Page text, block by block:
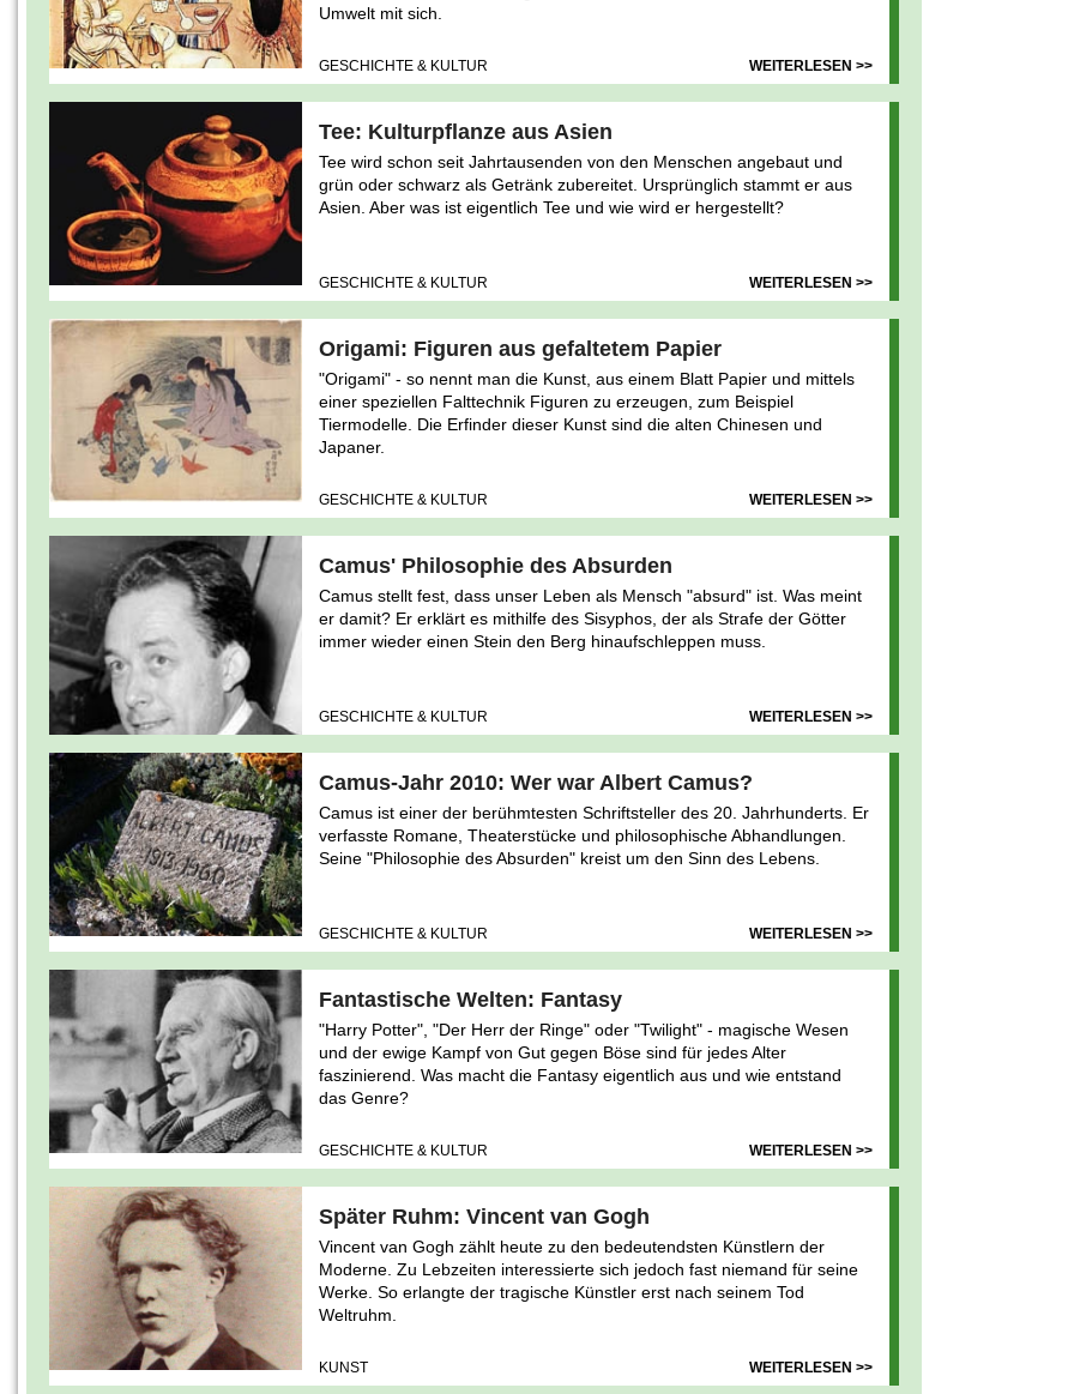
Umwelt mit sich.
GESCHICHTE & KULTUR WEITERLESEN >>
Tee: Kulturpflanze aus Asien
Tee wird schon seit Jahrtausenden von den Menschen angebaut und
grün oder schwarz als Getränk zubereitet. Ursprünglich stammt er aus
Asien. Aber was ist eigentlich Tee und wie wird er hergestellt?
GESCHICHTE & KULTUR WEITERLESEN >>
Origami: Figuren aus gefaltetem Papier
"Origami" - so nennt man die Kunst, aus einem Blatt Papier und mittels
einer speziellen Falttechnik Figuren zu erzeugen, zum Beispiel
Tiermodelle. Die Erfinder dieser Kunst sind die alten Chinesen und
Japaner.
GESCHICHTE & KULTUR WEITERLESEN >>
Camus' Philosophie des Absurden
Camus stellt fest, dass unser Leben als Mensch "absurd" ist. Was meint
er damit? Er erklärt es mithilfe des Sisyphos, der als Strafe der Götter
immer wieder einen Stein den Berg hinaufschleppen muss.
GESCHICHTE & KULTUR WEITERLESEN >>
Camus-Jahr 2010: Wer war Albert Camus?
Camus ist einer der berühmtesten Schriftsteller des 20. Jahrhunderts. Er
verfasste Romane, Theaterstücke und philosophische Abhandlungen.
Seine "Philosophie des Absurden" kreist um den Sinn des Lebens.
GESCHICHTE & KULTUR WEITERLESEN >>
Fantastische Welten: Fantasy
"Harry Potter", "Der Herr der Ringe" oder "Twilight" - magische Wesen
und der ewige Kampf von Gut gegen Böse sind für jedes Alter
faszinierend. Was macht die Fantasy eigentlich aus und wie entstand
das Genre?
GESCHICHTE & KULTUR WEITERLESEN >>
Später Ruhm: Vincent van Gogh
Vincent van Gogh zählt heute zu den bedeutendsten Künstlern der
Moderne. Zu Lebzeiten interessierte sich jedoch fast niemand für seine
Werke. So erlangte der tragische Künstler erst nach seinem Tod
Weltruhm.
KUNST WEITERLESEN >>